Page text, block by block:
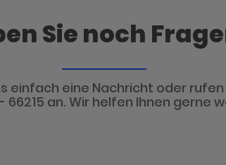
Sie noch
einfach eine Nachricht oder
66215 an. Wir helfen Ihnen gerne